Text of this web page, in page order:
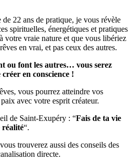
22 ans de pratique, je vous révèle
spirituelles, énergétiques et pratiques
votre vraie nature et que vous libériez
en vrai, et pas ceux des autres.
ou font les autres… vous serez
créer en conscience !
vous pourrez atteindre vos
avec votre esprit créateur.
de Saint-Exupéry : “Fais de ta vie
réalité“.
trouverez aussi des conseils des
directe.